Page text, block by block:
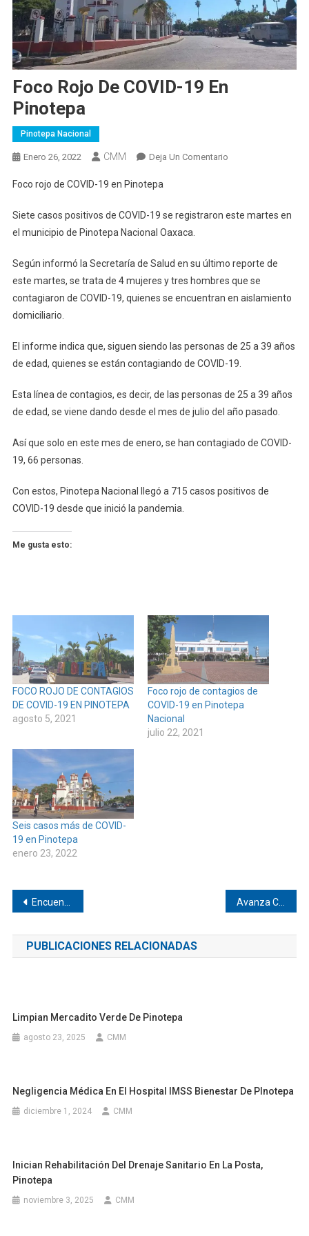
Foco Rojo De COVID-19 En
Pinotepa
Pinotepa Nacional
Enero 26, 2022 CMM Deja Un ComentarioEn
COVID-
Pinotepa
Foco rojo de COVID-19 en Pinotepa
Siete casos positivos de COVID-19 se registraron este martes en
el municipio de Pinotepa Nacional Oaxaca.
Según informó la Secretaría de Salud en su último reporte de
este martes, se trata de 4 mujeres y tres hombres que se
contagiaron de COVID-19, quienes se encuentran en aislamiento
domiciliario.
El informe indica que, siguen siendo las personas de 25 a 39 años
de edad, quienes se están contagiando de COVID-19.
Esta línea de contagios, es decir, de las personas de 25 a 39 años
de edad, se viene dando desde el mes de julio del año pasado.
Así que solo en este mes de enero, se han contagiado de COVID-
19, 66 personas.
Con estos, Pinotepa Nacional llegó a 715 casos positivos de
COVID-19 desde que inició la pandemia.
Me gusta esto:
FOCO ROJO DE CONTAGIOS
DE COVID-19 EN PINOTEPA
agosto 5, 2021
Foco rojo de contagios de
COVID-19 en Pinotepa
Nacional
julio 22, 2021
Seis casos más de COVID-
19 en Pinotepa
enero 23, 2022
Navegación
de
entradas
Encuentran sin vida a afromexicano de El Ciruelo
PUBLICACIONES RELACIONADAS
Limpian Mercadito Verde De Pinotepa
agosto 23, 2025 CMM
Negligencia Médica En El Hospital IMSS Bienestar De PInotepa
diciembre 1, 2024 CMM
Inician Rehabilitación Del Drenaje Sanitario En La Posta,
Pinotepa
noviembre 3, 2025 CMM